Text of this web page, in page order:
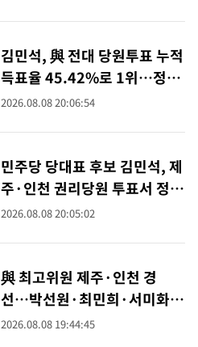
김민석, 與 전대 당원투표 누적
득표율 45.42%로 1위…정청
래에 0.86%p차로 앞서
2026.08.08 20:06:54
민주당 당대표 후보 김민석, 제
주·인천 권리당원 투표서 정청
래에 승리 [뉴시스Pic]
2026.08.08 20:05:02
與 최고위원 제주·인천 경
선…박선원·최민희·서미화·
한민수·김용 순
2026.08.08 19:44:45